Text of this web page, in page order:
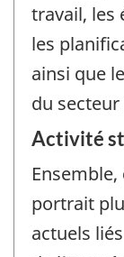
travail, les
les
ainsi que
du
Activité
portrait
actuels